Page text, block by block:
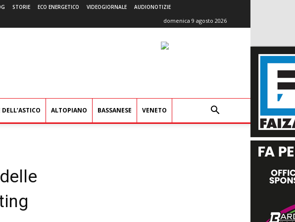
STORIE ECO ENERGETICO VIDEOGIORNALE AUDIONOTIZIE
domenica 9 agosto 2026
ALTOPIANO BASSANESE VENETO